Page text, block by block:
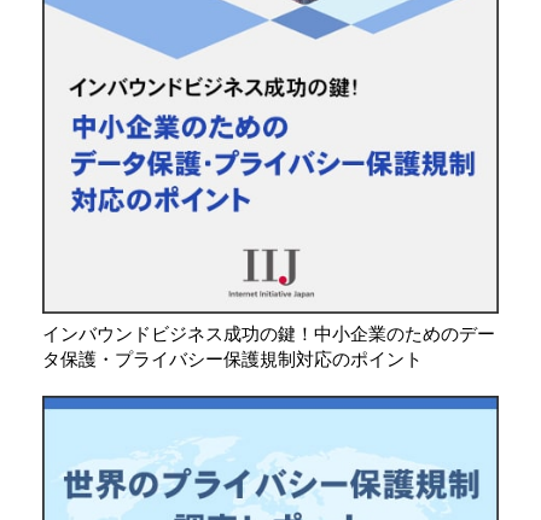
インバウンドビジネス成功の鍵！中小企業のためのデー
タ保護・プライバシー保護規制対応のポイント